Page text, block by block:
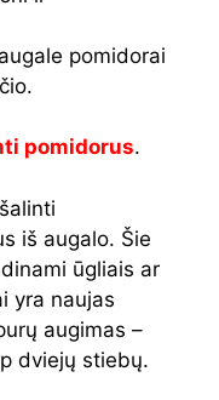
pomidorai
pomidorus.
iš augalo. Šie
ūgliais ar
yra naujas
augimas –
dviejų stiebų.